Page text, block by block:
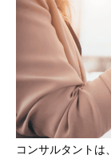
コンサルタントは